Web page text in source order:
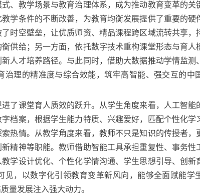
、教学场景与教育治理体系，成为推动教育变革的关
学条件的不断改善，为教育均衡发展提供了重要的硬
时空壁垒，让优质师资、精品课程跨区域流转共享，
供给；另一方面，依托数字技术重构课堂形态与育人
人才培养路径。与此同时，借助大数据推动学情监测
治理的精准度与综合效能，筑牢高智能、强交互的中
课堂育人质效的跃升。从学生角度来看，人工智能
档案，根据学生能力特质、兴趣爱好，匹配个性化学
热情。从教学角度来看，教师不只是知识的传授者，
精神等职能。教师借助智能工具承担重复性、事务性
学设计优化、个性化学情沟通、学生思想引导、创新
见，以数字化引领教育变革新风向，能够全面赋能学
量发展注入强大动力。